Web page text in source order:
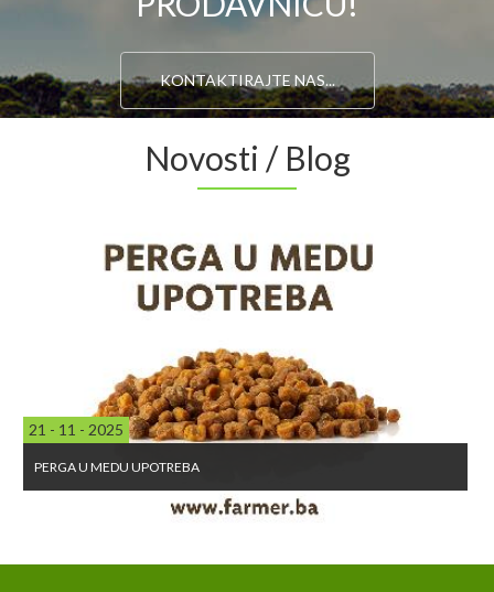
KONTAKTIRAJTE NAS...
Novosti / Blog
21 - 11 - 2025
PERGA U MEDU UPOTREBA